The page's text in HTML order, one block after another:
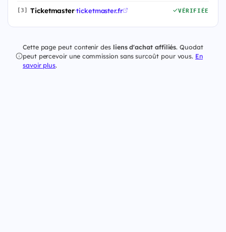
[3] Ticketmaster·ticketmaster.fr VÉRIFIÉE
Cette page peut contenir des liens d'achat affiliés. Quodat
peut percevoir une commission sans surcoût pour vous. En
savoir plus.